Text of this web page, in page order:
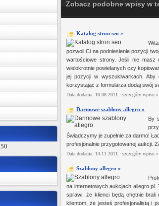
50
Zobacz podobne wpisy w
Katalog stron seo »
pozwoli Ci na podniesienie pozycji
wartościowe strony. Jeśli nie
wielokrotnie powielanych czy
jej pozycji w wyszukiwarkach.
korzystając z formularza dodaj swój
Data dodania: 10 08 2011 · szczegóły wpisu »
Darmowe szablony allegro »
By
Świadczymy je zupełnie za darmo!
profesjonalnie przygotowanej aukcji.
Data dodania: 14 11 2011 · szczegóły wpisu »
Szablony allegro »
na internetowych aukcjach
sprawi, że klienci będą chętnie brali
klientom, że jesteś profesjonalistą i